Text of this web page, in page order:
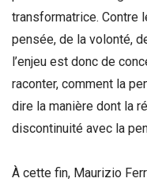
transformatrice. Contre
pensée, de la volonté,
l’enjeu est donc de
raconter, comment la
dire la manière dont la
discontinuité avec la
À cette fin, Maurizio